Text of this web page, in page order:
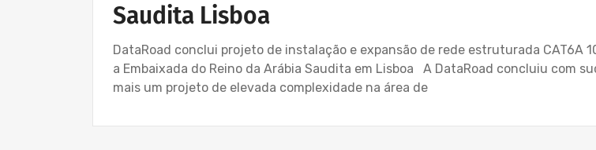
Saudita Lisboa
DataRoad conclui projeto de instalação e expansão de rede estruturada CAT6A
a Embaixada do Reino da Arábia Saudita em Lisboa A DataRoad concluiu com
mais um projeto de elevada complexidade na área de